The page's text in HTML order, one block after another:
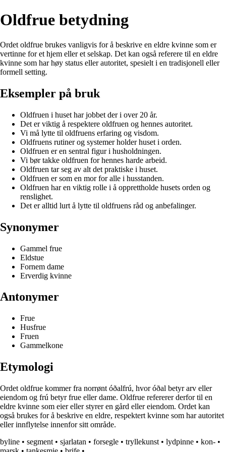
Oldfrue betydning
Ordet oldfrue brukes vanligvis for å beskrive en eldre kvinne som er
vertinne for et hjem eller et selskap. Det kan også referere til en eldre
kvinne som har høy status eller autoritet, spesielt i en tradisjonell eller
formell setting.
Eksempler på bruk
Oldfruen i huset har jobbet der i over 20 år.
Det er viktig å respektere oldfruen og hennes autoritet.
Vi må lytte til oldfruens erfaring og visdom.
Oldfruens rutiner og systemer holder huset i orden.
Oldfruen er en sentral figur i husholdningen.
Vi bør takke oldfruen for hennes harde arbeid.
Oldfruen tar seg av alt det praktiske i huset.
Oldfruen er som en mor for alle i husstanden.
Oldfruen har en viktig rolle i å opprettholde husets orden og
renslighet.
Det er alltid lurt å lytte til oldfruens råd og anbefalinger.
Synonymer
Gammel frue
Eldstue
Fornem dame
Erverdig kvinne
Antonymer
Frue
Husfrue
Fruen
Gammelkone
Etymologi
Ordet oldfrue kommer fra norrønt óðalfrú, hvor óðal betyr arv eller
eiendom og frú betyr frue eller dame. Oldfrue refererer derfor til en
eldre kvinne som eier eller styrer en gård eller eiendom. Ordet kan
også brukes for å beskrive en eldre, respektert kvinne som har autoritet
eller innflytelse innenfor sitt område.
byline • segment • sjarlatan • forsegle • tryllekunst • lydpinne • kon- •